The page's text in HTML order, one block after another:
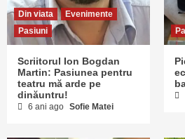
Din viata
Evenimente
Pasiuni
Scriitorul Ion Bogdan
Martin: Pasiunea pentru
teatru mă arde pe
dinăuntru!
6 ani ago Sofie Matei